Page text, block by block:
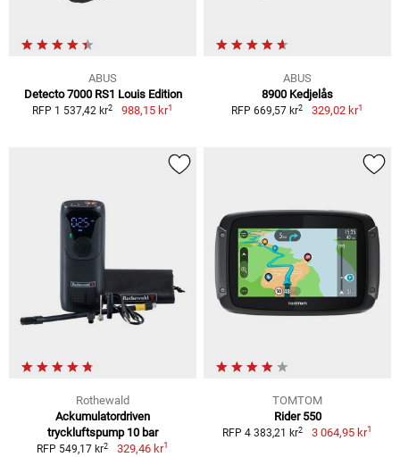
ABUS
Detecto 7000 RS1 Louis Edition
RFP 1 537,42 kr2 988,15 kr1
ABUS
8900 Kedjelås
RFP 669,57 kr2 329,02 kr1
Rothewald
Ackumulatordriven
tryckluftspump 10 bar
RFP 549,17 kr2 329,46 kr1
TOMTOM
Rider 550
RFP 4 383,21 kr2 3 064,95 kr1